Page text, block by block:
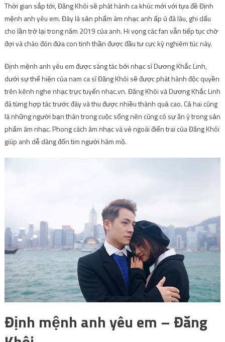
trên kênh nghe nhạc trực tuyến nhac.vn. Đăng Khôi và Dương Khắc Linh
đã từng hợp tác trước đây và thu được nhiều thành quả cao. Cả hai cũng
là những người bạn thân trong cuộc sống nên cũng có sự ăn ý trong sản
phẩm âm nhạc. Phong cách âm nhạc và vẻ ngoài điển trai của Đăng Khôi
giúp anh dễ dàng đốn tim người hâm mộ.
Định mệnh anh yêu em – Đăng
Khôi
Lần trở lại này của nam ca sĩ khiến mọi người vô cùng tò mò nhờ lần
hợp tác vào năm ngoái. Dự án Vì đã tìm thấy em là dự án đầu tay của hai
tặng Đăng Khôi một ca khúc ballad lãng mạn, ngọt ngào về tình yêu.
Ballad cũng là dòng nhạc sở trường của nam ca sĩ.